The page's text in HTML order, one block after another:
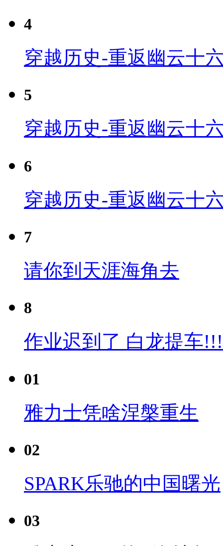
4
穿越历史-重返幽云十
5
穿越历史-重返幽云十
6
穿越历史-重返幽云十
7
请你到天涯海角去
8
作业迟到了 白龙提车
01
雅力士凭啥涅槃重生
02
SPARK乐驰的中国曙光
03